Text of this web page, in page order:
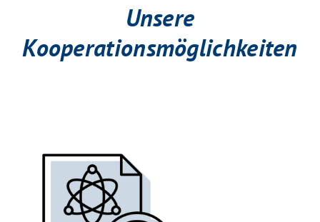
Unsere
Kooperationsmöglichkeiten